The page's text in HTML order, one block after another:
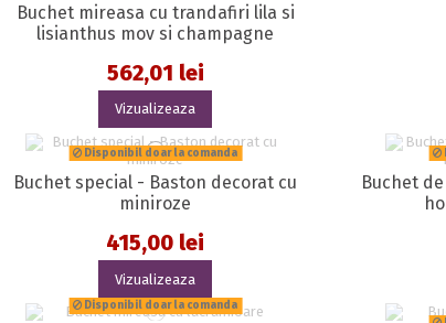
Buchet mireasa cu trandafiri lila si
lisianthus mov si champagne
562,01 lei
Vizualizeaza
Disponibil doar la comanda
Buchet special - Baston decorat cu
miniroze
415,00 lei
Vizualizeaza
Buchet
Disponibil doar la comanda